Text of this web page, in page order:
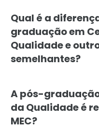
Qual é a
graduação em
Qualidade e
semelhantes?
A pós-
da Qualidade é
MEC?